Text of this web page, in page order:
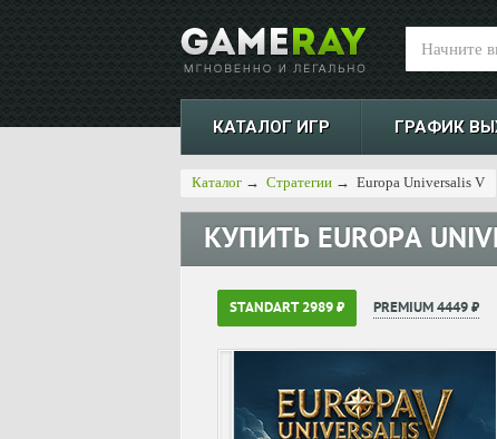
КАТАЛОГ ИГР ГРАФИК
Каталог → Стратегии → Europa Universalis V
КУПИТЬ EUROPA
STANDART 2989 ₽ PREMIUM 4449 ₽